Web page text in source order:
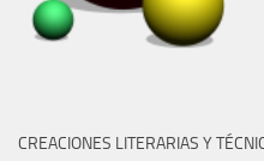
CREACIONES LITERARIAS Y